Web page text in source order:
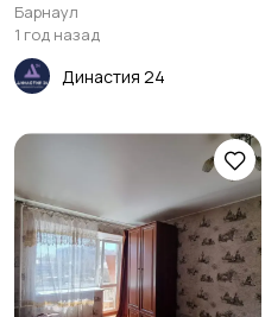
Барнаул
1 год назад
Династия 24